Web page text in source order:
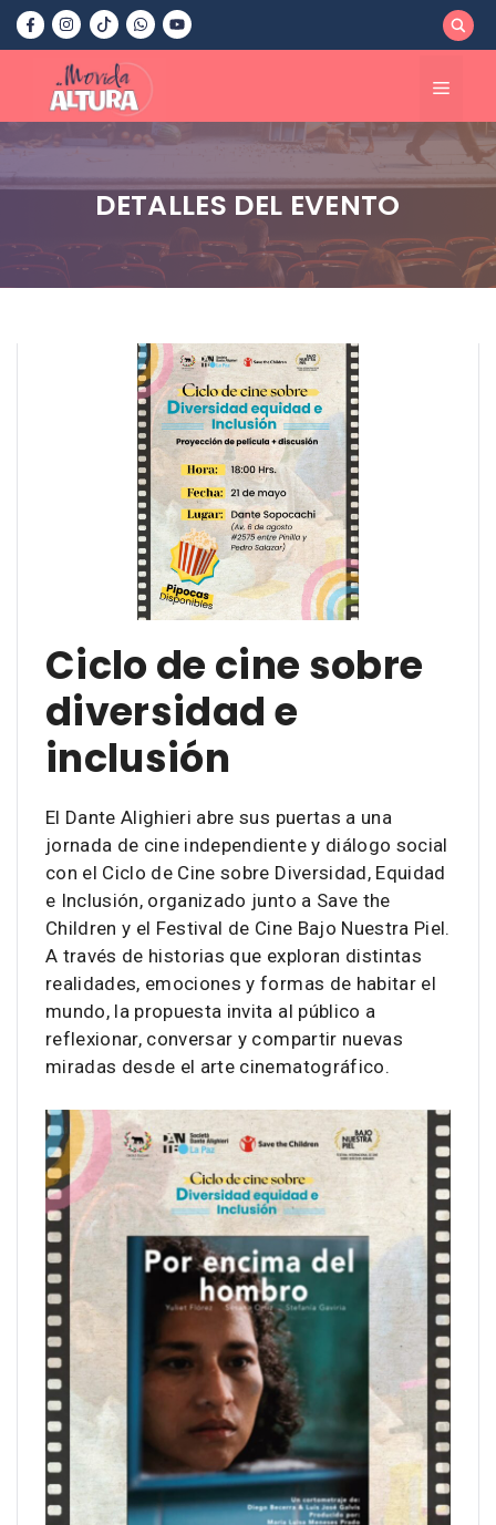
Saltar
contenido
Menú
DETALLES DEL EVENTO
Ciclo de cine sobre
diversidad e
inclusión
El Dante Alighieri abre sus puertas a una
jornada de cine independiente y diálogo social
con el Ciclo de Cine sobre Diversidad, Equidad
e Inclusión, organizado junto a Save the
Children y el Festival de Cine Bajo Nuestra Piel.
A través de historias que exploran distintas
realidades, emociones y formas de habitar el
mundo, la propuesta invita al público a
reflexionar, conversar y compartir nuevas
miradas desde el arte cinematográfico.